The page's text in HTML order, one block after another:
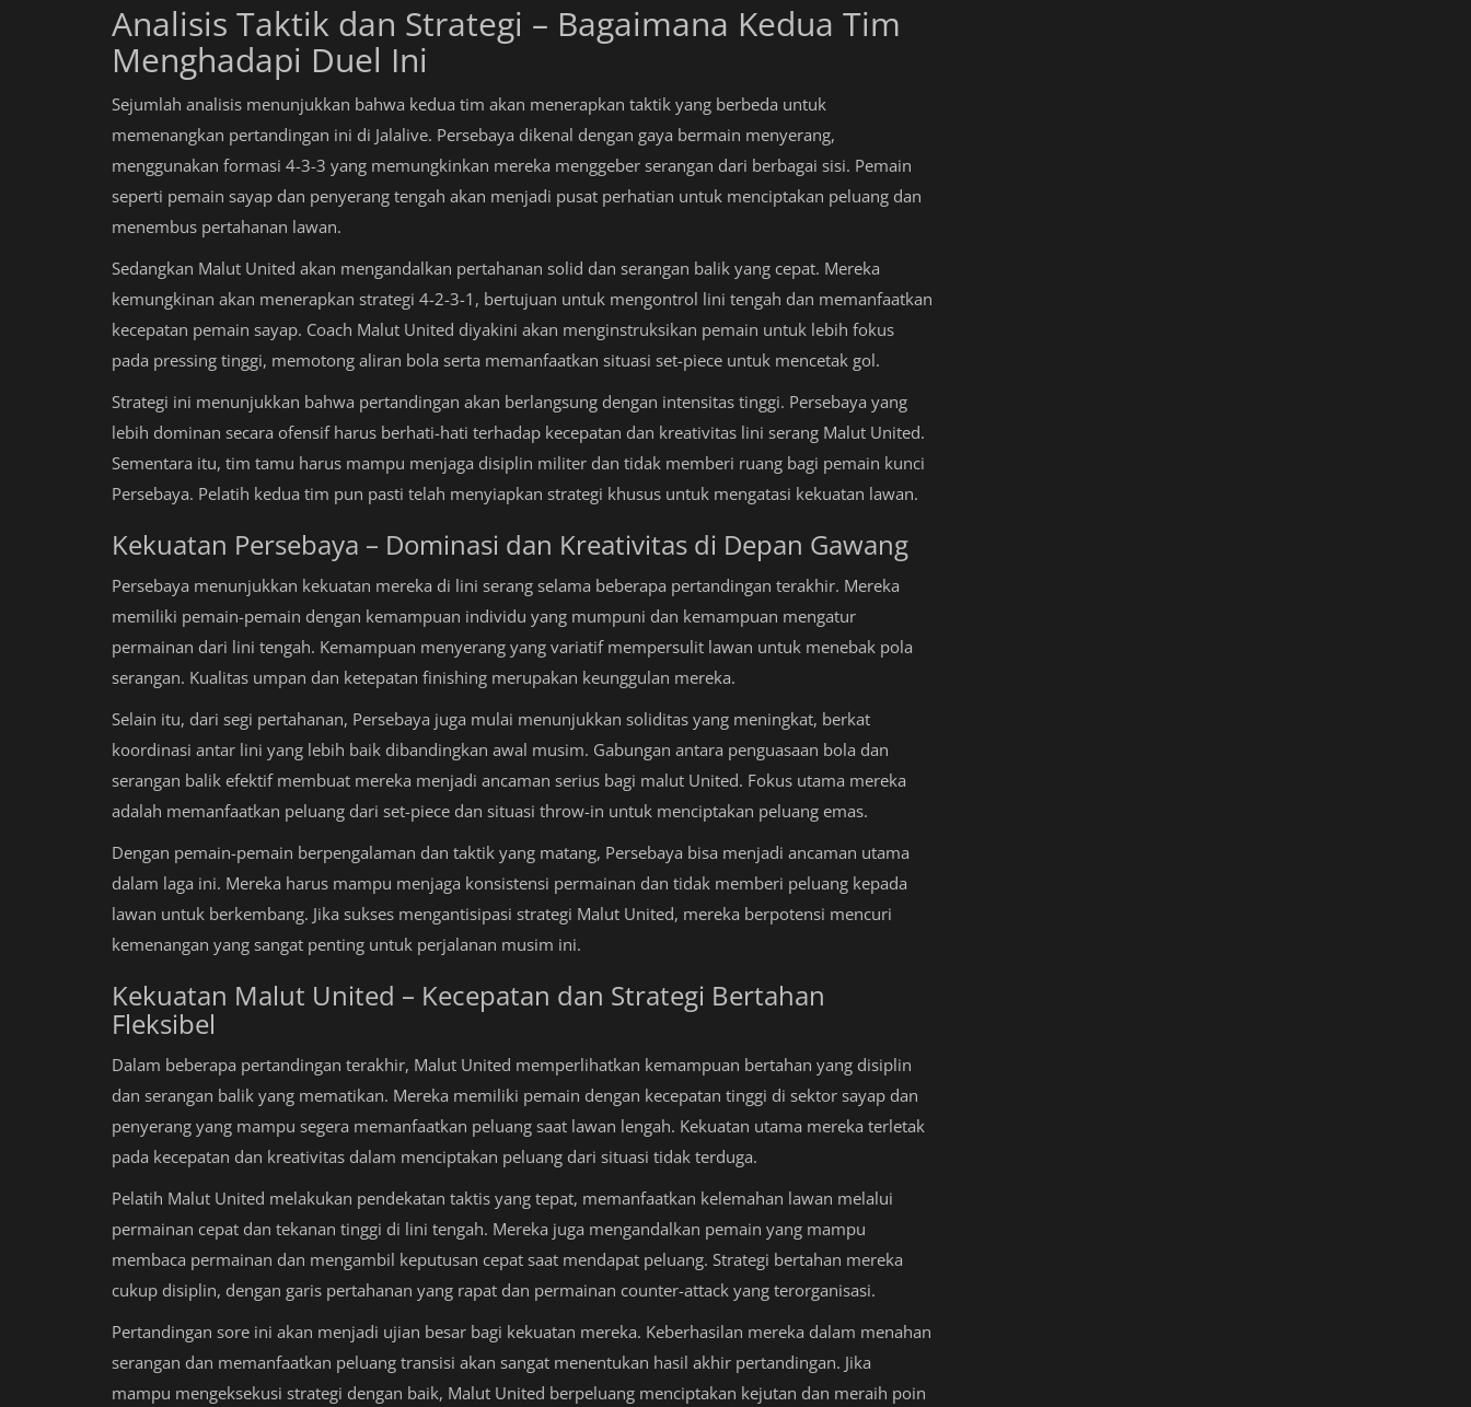
Analisis Taktik dan Strategi – Bagaimana Kedua Tim
Menghadapi Duel Ini
Sejumlah analisis menunjukkan bahwa kedua tim akan menerapkan taktik yang berbeda untuk
memenangkan pertandingan ini di Jalalive. Persebaya dikenal dengan gaya bermain menyerang,
menggunakan formasi 4-3-3 yang memungkinkan mereka menggeber serangan dari berbagai sisi. Pemain
seperti pemain sayap dan penyerang tengah akan menjadi pusat perhatian untuk menciptakan peluang dan
menembus pertahanan lawan.
Sedangkan Malut United akan mengandalkan pertahanan solid dan serangan balik yang cepat. Mereka
kemungkinan akan menerapkan strategi 4-2-3-1, bertujuan untuk mengontrol lini tengah dan memanfaatkan
kecepatan pemain sayap. Coach Malut United diyakini akan menginstruksikan pemain untuk lebih fokus
pada pressing tinggi, memotong aliran bola serta memanfaatkan situasi set-piece untuk mencetak gol.
Strategi ini menunjukkan bahwa pertandingan akan berlangsung dengan intensitas tinggi. Persebaya yang
lebih dominan secara ofensif harus berhati-hati terhadap kecepatan dan kreativitas lini serang Malut United.
Sementara itu, tim tamu harus mampu menjaga disiplin militer dan tidak memberi ruang bagi pemain kunci
Persebaya. Pelatih kedua tim pun pasti telah menyiapkan strategi khusus untuk mengatasi kekuatan lawan.
Kekuatan Persebaya – Dominasi dan Kreativitas di Depan Gawang
Persebaya menunjukkan kekuatan mereka di lini serang selama beberapa pertandingan terakhir. Mereka
memiliki pemain-pemain dengan kemampuan individu yang mumpuni dan kemampuan mengatur
permainan dari lini tengah. Kemampuan menyerang yang variatif mempersulit lawan untuk menebak pola
serangan. Kualitas umpan dan ketepatan finishing merupakan keunggulan mereka.
Selain itu, dari segi pertahanan, Persebaya juga mulai menunjukkan soliditas yang meningkat, berkat
koordinasi antar lini yang lebih baik dibandingkan awal musim. Gabungan antara penguasaan bola dan
serangan balik efektif membuat mereka menjadi ancaman serius bagi malut United. Fokus utama mereka
adalah memanfaatkan peluang dari set-piece dan situasi throw-in untuk menciptakan peluang emas.
Dengan pemain-pemain berpengalaman dan taktik yang matang, Persebaya bisa menjadi ancaman utama
dalam laga ini. Mereka harus mampu menjaga konsistensi permainan dan tidak memberi peluang kepada
lawan untuk berkembang. Jika sukses mengantisipasi strategi Malut United, mereka berpotensi mencuri
kemenangan yang sangat penting untuk perjalanan musim ini.
Kekuatan Malut United – Kecepatan dan Strategi Bertahan
Fleksibel
Dalam beberapa pertandingan terakhir, Malut United memperlihatkan kemampuan bertahan yang disiplin
dan serangan balik yang mematikan. Mereka memiliki pemain dengan kecepatan tinggi di sektor sayap dan
penyerang yang mampu segera memanfaatkan peluang saat lawan lengah. Kekuatan utama mereka terletak
pada kecepatan dan kreativitas dalam menciptakan peluang dari situasi tidak terduga.
Pelatih Malut United melakukan pendekatan taktis yang tepat, memanfaatkan kelemahan lawan melalui
permainan cepat dan tekanan tinggi di lini tengah. Mereka juga mengandalkan pemain yang mampu
membaca permainan dan mengambil keputusan cepat saat mendapat peluang. Strategi bertahan mereka
cukup disiplin, dengan garis pertahanan yang rapat dan permainan counter-attack yang terorganisasi.
Pertandingan sore ini akan menjadi ujian besar bagi kekuatan mereka. Keberhasilan mereka dalam menahan
serangan dan memanfaatkan peluang transisi akan sangat menentukan hasil akhir pertandingan. Jika
mampu mengeksekusi strategi dengan baik, Malut United berpeluang menciptakan kejutan dan meraih poin